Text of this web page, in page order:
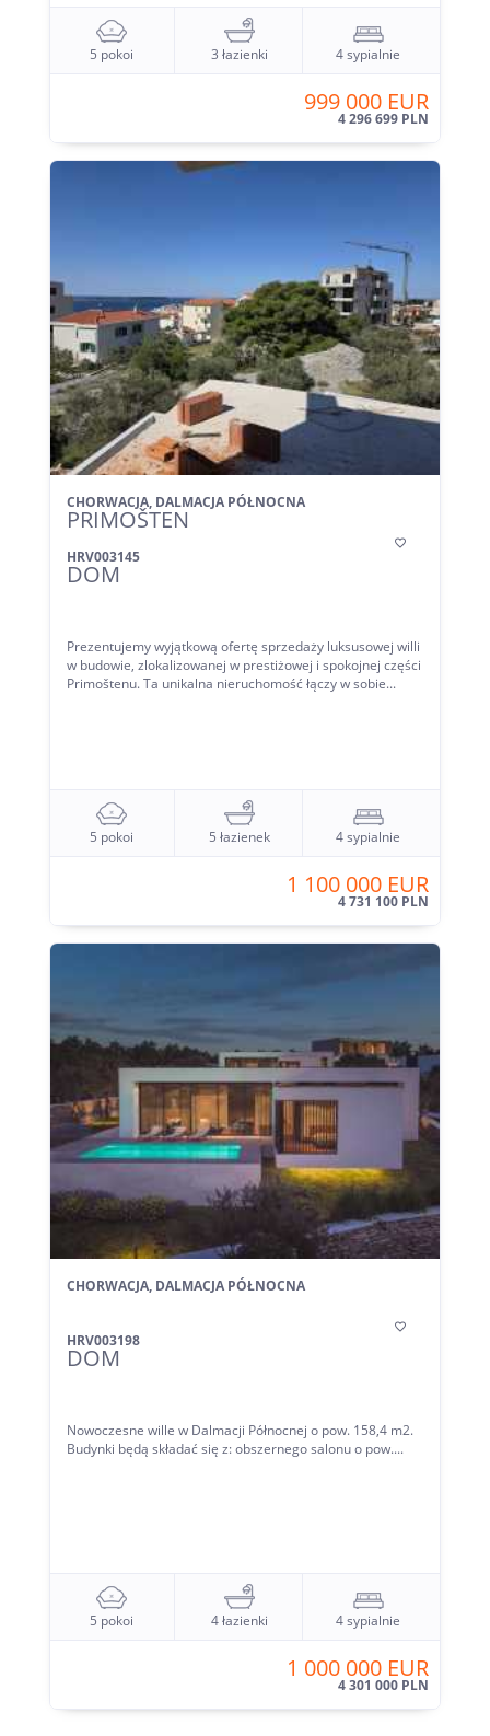
5 pokoi 3 łazienki 4 sypialnie
999 000 EUR
4 296 699 PLN
CHORWACJA, DALMACJA PÓŁNOCNA
PRIMOŠTEN
HRV003145
DOM

Prezentujemy wyjątkową ofertę sprzedaży luksusowej willi
w budowie, zlokalizowanej w prestiżowej i spokojnej części
Primoštenu. Ta unikalna nieruchomość łączy w sobie...
5 pokoi 5 łazienek 4 sypialnie
1 100 000 EUR
4 731 100 PLN
CHORWACJA, DALMACJA PÓŁNOCNA
HRV003198
DOM

Nowoczesne wille w Dalmacji Północnej o pow. 158,4 m2.
Budynki będą składać się z: obszernego salonu o pow....
5 pokoi 4 łazienki 4 sypialnie
1 000 000 EUR
4 301 000 PLN